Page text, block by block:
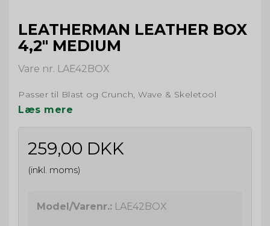
LEATHERMAN LEATHER BOX
4,2" MEDIUM
Vare nr. LAE42BOX
Passer til Blast og Crunch, Wave & Skeletool
Læs mere
259,00 DKK
(inkl. moms)
Model/Varenr.: LAE42BOX